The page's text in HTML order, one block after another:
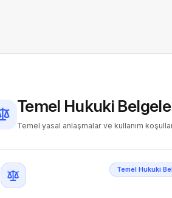
Temel Hukuki
Temel yasal anlaşmalar ve kullanım
Temel Hukuki